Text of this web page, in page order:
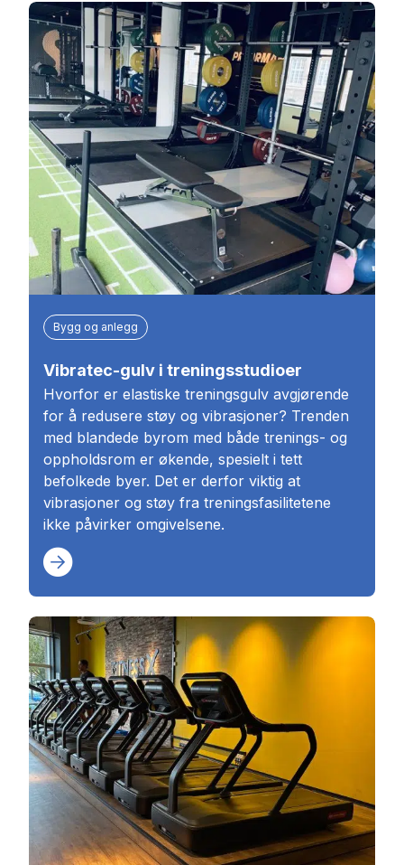
Bygg og anlegg
Vibratec-gulv i treningsstudioer
Hvorfor er elastiske treningsgulv avgjørende
for å redusere støy og vibrasjoner? Trenden
med blandede byrom med både trenings- og
oppholdsrom er økende, spesielt i tett
befolkede byer. Det er derfor viktig at
vibrasjoner og støy fra treningsfasilitetene
ikke påvirker omgivelsene.